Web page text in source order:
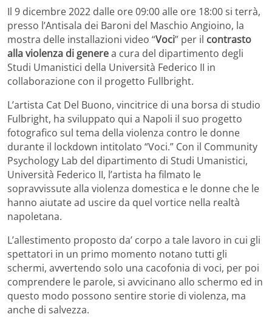
Il 9 dicembre 2022 dalle ore 09:00 alle ore 18:00 si terrà,
presso l’Antisala dei Baroni del Maschio Angioino, la
mostra delle installazioni video “Voci” per il contrasto
alla violenza di generea cura del dipartimento degli
Studi Umanistici della Università Federico II in
collaborazione con il progetto Fullbright.
L’artista Cat Del Buono, vincitrice di una borsa di studio
Fulbright, ha sviluppato qui a Napoli il suo progetto
fotografico sul tema della violenza contro le donne
durante il lockdown intitolato “Voci.” Con il Community
Psychology Lab del dipartimento di Studi Umanistici,
Università Federico II, l’artista ha filmato le
sopravvissute alla violenza domestica e le donne che le
hanno aiutate ad uscire da quel vortice nella realtà
napoletana.
L’allestimento proposto da’ corpo a tale lavoro in cui gli
spettatori in un primo momento notano tutti gli
schermi, avvertendo solo una cacofonia di voci, per poi
comprendere le parole, si avvicinano allo schermo ed in
questo modo possono sentire storie di violenza, ma
anche di salvezza.